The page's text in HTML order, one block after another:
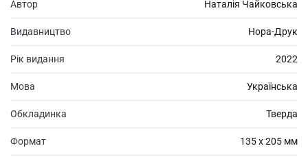
Автор Наталія Чайковська
Видавництво Нора-Друк
Рік видання 2022
Мова Українська
Обкладинка Тверда
Формат 135 х 205 мм